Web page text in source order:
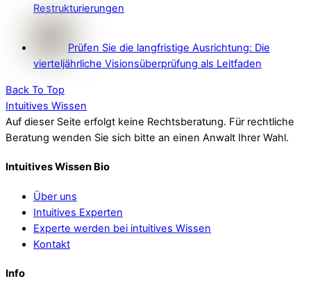
Restrukturierungen
Prüfen Sie die langfristige Ausrichtung: Die
vierteljährliche Visionsüberprüfung als Leitfaden
Back To Top
Intuitives Wissen
Auf dieser Seite erfolgt keine Rechtsberatung. Für rechtliche
Beratung wenden Sie sich bitte an einen Anwalt Ihrer Wahl.
Intuitives Wissen Bio
Über uns
Intuitives Experten
Experte werden bei intuitives Wissen
Kontakt
Info